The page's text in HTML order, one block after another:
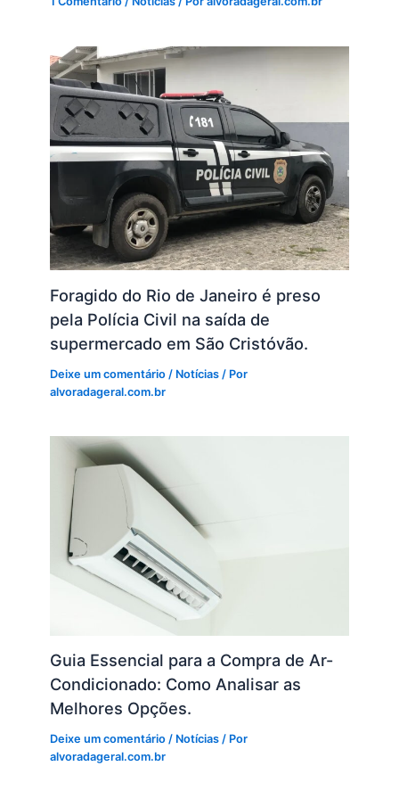
Foragido do Rio de Janeiro é preso
pela Polícia Civil na saída de
supermercado em São Cristóvão.
Deixe um comentário / Notícias / Por
alvoradageral.com.br
Guia Essencial para a Compra de Ar-
Condicionado: Como Analisar as
Melhores Opções.
Deixe um comentário / Notícias / Por
alvoradageral.com.br